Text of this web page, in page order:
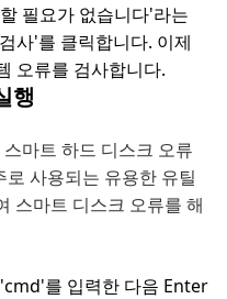
필요가 없습니다'라는
사'를 클릭합니다. 이제
오류를 검사합니다.
행
마트 하드 디스크 오류
사용되는 유용한 유틸
스마트 디스크 오류를 해
를 입력한 다음 Enter